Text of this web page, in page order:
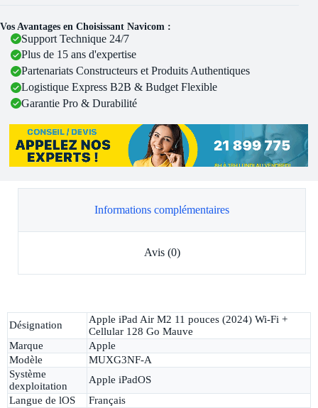
Vos Avantages en Choisissant Navicom :
Support Technique 24/7
Plus de 15 ans d'expertise
Partenariats Constructeurs et Produits Authentiques
Logistique Express B2B & Budget Flexible
Garantie Pro & Durabilité
Informations complémentaires
Avis (0)
Désignation
Apple iPad Air M2 11 pouces (2024) Wi-Fi +
Cellular 128 Go Mauve
Marque
Apple
Modèle
MUXG3NF-A
Système
dexploitation
Apple iPadOS
Langue de lOS
Français